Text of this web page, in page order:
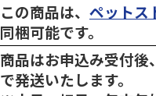
この商品は、 ペットス
同梱可能です。
商品はお申込み受付後
で発送いたします。